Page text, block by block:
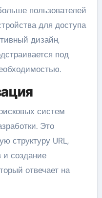
пользователей
для доступа
дизайн,
под
систем
Это
структуру URL,
и создание
отвечает на